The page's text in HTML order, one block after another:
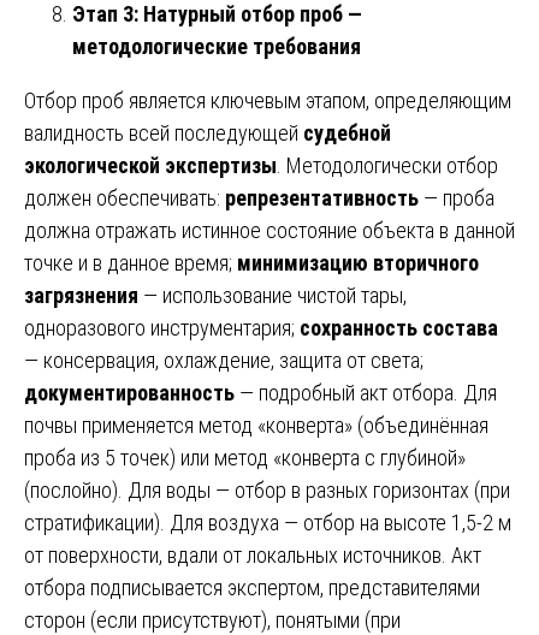
Этап 3: Натурный отбор проб —
методологические требования
Отбор проб является ключевым этапом, определяющим
валидность всей последующей судебной
экологической экспертизы. Методологически отбор
должен обеспечивать: репрезентативность — проба
должна отражать истинное состояние объекта в данной
точке и в данное время; минимизацию вторичного
загрязнения — использование чистой тары,
одноразового инструментария; сохранность состава
— консервация, охлаждение, защита от света;
документированность — подробный акт отбора. Для
почвы применяется метод «конверта» (объединённая
проба из 5 точек) или метод «конверта с глубиной»
(послойно). Для воды — отбор в разных горизонтах (при
стратификации). Для воздуха — отбор на высоте 1,5-2 м
от поверхности, вдали от локальных источников. Акт
отбора подписывается экспертом, представителями
сторон (если присутствуют), понятыми (при